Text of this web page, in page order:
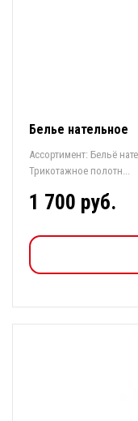
Белье нательное
Ассортимент: Бельё
Трикотажное полотн...
1 700 руб.